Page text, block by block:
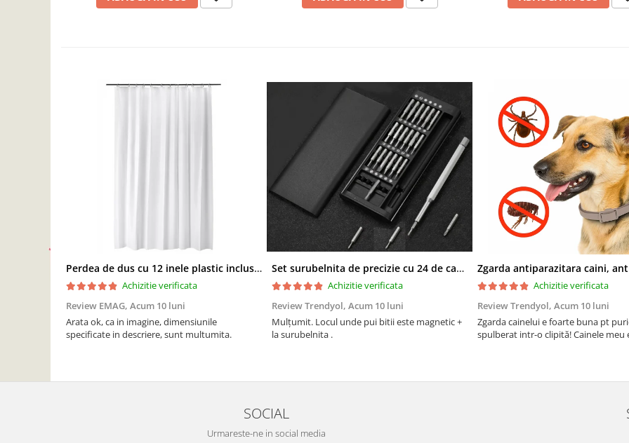
Perdea de dus cu 12 inele plastic incluse, 200x180 cm, alba
Achizitie verificata
Review EMAG, Acum 10 luni
Arata ok, ca in imagine, dimensiunile
specificate in descriere, sunt multumita.
Set surubelnita de precizie cu 24 de capete, cutie glisanta
Achizitie verificata
Review Trendyol, Acum 10 luni
Mulțumit. Locul unde pui bitii este magnetic +
la surubelnita .
Achizitie verificata
Review Trendyol, Acum 10 luni
Zgarda cainelui e foarte buna pt
spulberat intr-o clipită! Cainele meu
SOCIAL
Urmareste-ne in social media